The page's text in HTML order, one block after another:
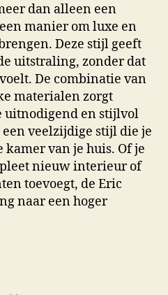
dan alleen een
manier om luxe en
Deze stijl geeft
uitstraling, zonder dat
De combinatie van
materialen zorgt
uitnodigend en stijlvol
veelzijdige stijl die je
van je huis. Of je
nieuw interieur of
toevoegt, de Eric
naar een hoger